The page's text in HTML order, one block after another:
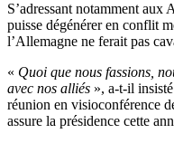
S’adressant notamment aux
puisse dégénérer en conflit
l’Allemagne ne ferait pas
« Quoi que nous fassions,
avec nos alliés », a-t-il
réunion en visioconférence
assure la présidence cette